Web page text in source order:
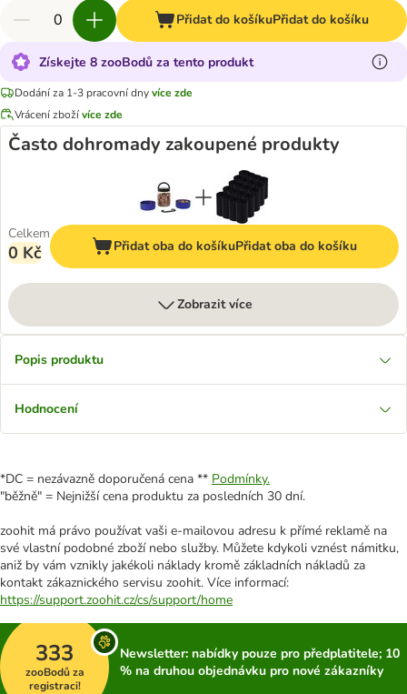
Přidat do košíkuPřidat do košíku
Získejte 8 zooBodů za tento produkt
Dodání za 1-3 pracovní dnyvíce zde
Vrácení zbožívíce zde
Často dohromady zakoupené produkty
Celkem
0 Kč Přidat oba do košíkuPřidat oba do košíku
Zobrazit více
Popis produktu
Hodnocení
*DC = nezávazně doporučená cena ** Podmínky.
"běžně" = Nejnižší cena produktu za posledních 30 dní.
zoohit má právo používat vaši e-mailovou adresu k přímé reklamě na
své vlastní podobné zboží nebo služby. Můžete kdykoli vznést námitku,
aniž by vám vznikly jakékoli náklady kromě základních nákladů za
kontakt zákaznického servisu zoohit. Více informací:
https://support.zoohit.cz/cs/support/home
333
zooBodů za
registraci!
Newsletter: nabídky pouze pro předplatitele; 10
% na druhou objednávku pro nové zákazníky